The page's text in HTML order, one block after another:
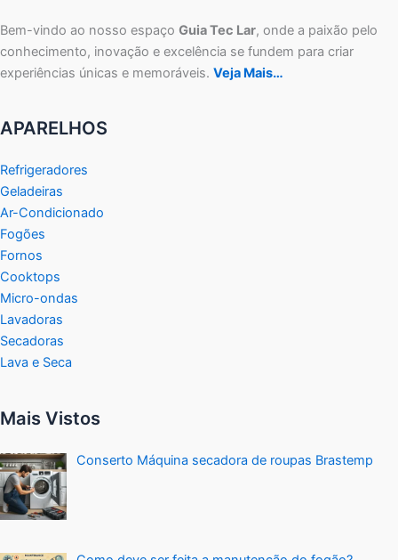
Bem-vindo ao nosso espaço Guia Tec Lar, onde a paixão pelo
conhecimento, inovação e excelência se fundem para criar
experiências únicas e memoráveis. Veja Mais…
APARELHOS
Refrigeradores
Geladeiras
Ar-Condicionado
Fogões
Fornos
Cooktops
Micro-ondas
Lavadoras
Secadoras
Lava e Seca
Mais Vistos
Conserto Máquina secadora de roupas Brastemp